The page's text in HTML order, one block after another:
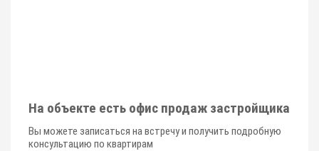
На объекте есть офис продаж застройщика
Вы можете записаться на встречу и получить подробную
консультацию по квартирам